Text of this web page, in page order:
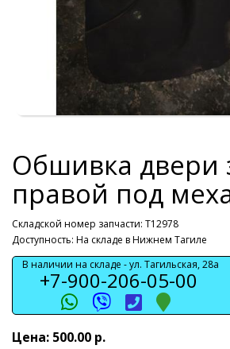
Обшивка двери
правой под
Складской номер запчасти: T12978
Доступность: На складе в Нижнем Тагиле
В наличии на складе -ул. Тагильская, 28а
+7-900-206-05-00
Цена: 500.00 р.